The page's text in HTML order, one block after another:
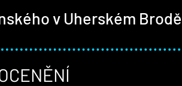
v Uherském Brodě